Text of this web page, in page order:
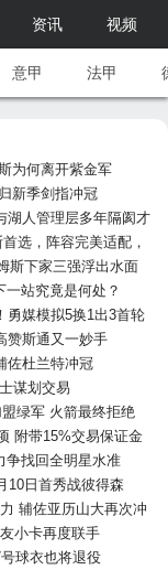
资讯 视频
意甲 法甲
为何离开紫金军
新季剑指冲冠
湖人管理层多年隔阂才
选，阵容完美适配，
斯下家三强浮出水面
站究竟是何处？
勇媒模拟5换1出3首轮
赞斯通又一妙手
佐杜兰特冲冠
谋划交易
绿军 火箭最终拒绝
附带15%交易保证金
争找回全明星水准
10日首秀战彼得森
辅佐亚历山大再次冲
小卡再度联手
球衣也将退役